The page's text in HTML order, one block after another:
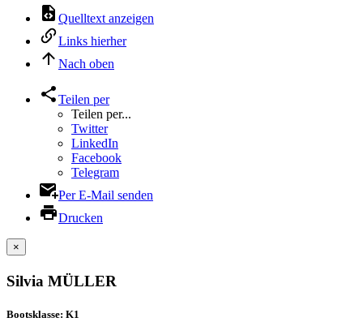
Quelltext anzeigen
Links hierher
Nach oben
Teilen per
Teilen per...
Twitter
LinkedIn
Facebook
Telegram
Per E-Mail senden
Drucken
×
Silvia MÜLLER
Bootsklasse: K1